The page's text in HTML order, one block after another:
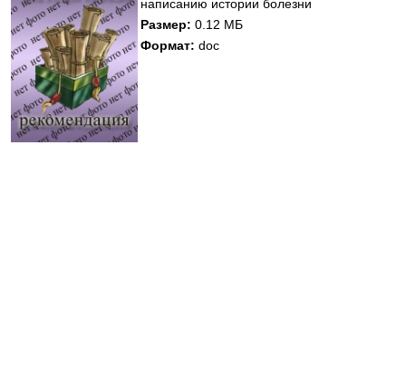
Лекции и презентации 2474
Аккредитационные тесты
Методические рекомендации
Научно-популярное
Восстановить пароль
Регистрация
написанию истории болезни
Размер: 0.12 МБ
Формат: doc